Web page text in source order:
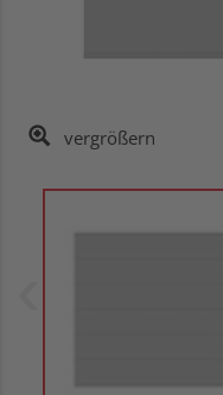
vergrößern